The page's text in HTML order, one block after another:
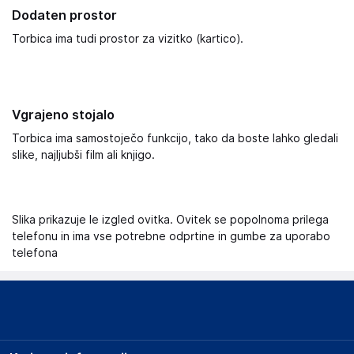
Dodaten prostor
Torbica ima tudi prostor za vizitko (kartico).
Vgrajeno stojalo
Torbica ima samostoječo funkcijo, tako da boste lahko gledali
slike, najljubši film ali knjigo.
Slika prikazuje le izgled ovitka. Ovitek se popolnoma prilega
telefonu in ima vse potrebne odprtine in gumbe za uporabo
telefona